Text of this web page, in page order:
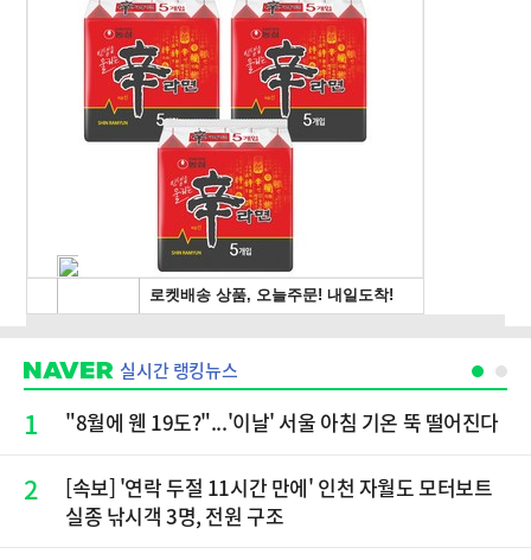
실시간 랭킹뉴스
1 "8월에 웬 19도?"...'이날' 서울 아침 기온 뚝 떨어진다
2
[속보] '연락 두절 11시간 만에' 인천 자월도 모터보트
실종 낚시객 3명, 전원 구조